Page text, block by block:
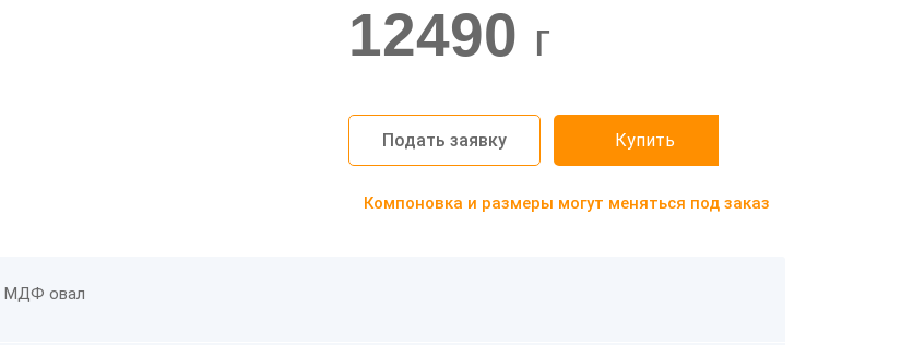
12490 г
Подать заявку Купить
Компоновка и размеры могут меняться под заказ
МДФ овал